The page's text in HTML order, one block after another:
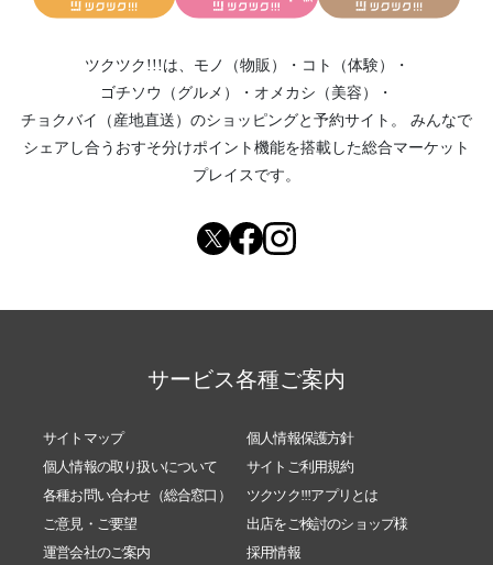
ツクツク!!!は、 モノ（物販） ・ コト（体験）
・
ゴチソウ（グルメ）
・ オメカシ（美容）
・
チョクバイ（産地直送） のショッピングと予約サイト。
みんなで
シェアし合う おすそ分けポイント機能を搭載した総合マーケット
プレイスです。
サービス各種ご案内
サイトマップ
個人情報保護方針
個人情報の取り扱いについて
サイトご利用規約
各種お問い合わせ（総合窓口）
ツクツク!!!アプリとは
ご意見・ご要望
出店をご検討のショップ様
運営会社のご案内
採用情報